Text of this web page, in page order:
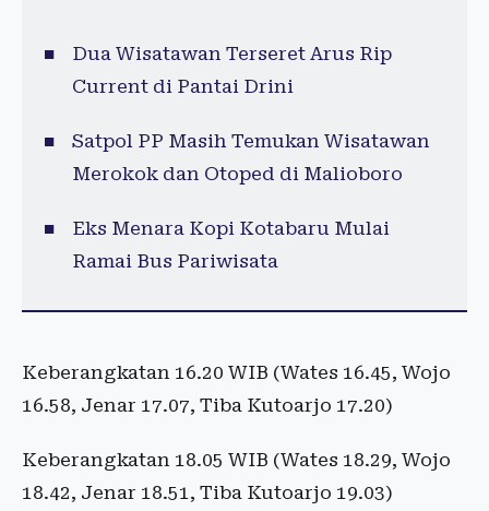
Dua Wisatawan Terseret Arus Rip
Current di Pantai Drini
Satpol PP Masih Temukan Wisatawan
Merokok dan Otoped di Malioboro
Eks Menara Kopi Kotabaru Mulai
Ramai Bus Pariwisata
Keberangkatan 16.20 WIB (Wates 16.45, Wojo
16.58, Jenar 17.07, Tiba Kutoarjo 17.20)
Keberangkatan 18.05 WIB (Wates 18.29, Wojo
18.42, Jenar 18.51, Tiba Kutoarjo 19.03)